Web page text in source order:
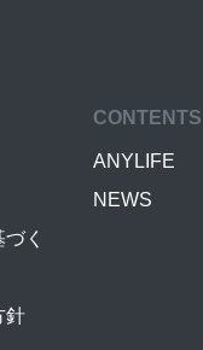
く
針
CONTENTS
ANYLIFE
NEWS